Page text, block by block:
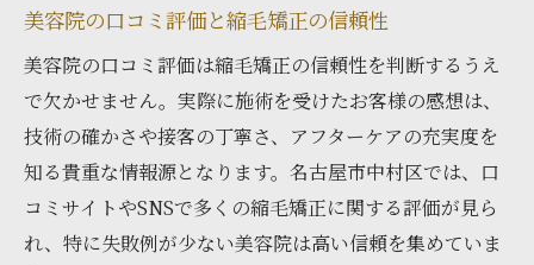
美容院の口コミ評価と縮毛矯正の信頼性
美容院の口コミ評価は縮毛矯正の信頼性を判断するうえ
で欠かせません。実際に施術を受けたお客様の感想は、
技術の確かさや接客の丁寧さ、アフターケアの充実度を
知る貴重な情報源となります。名古屋市中村区では、口
コミサイトやSNSで多くの縮毛矯正に関する評価が見ら
れ、特に失敗例が少ない美容院は高い信頼を集めていま